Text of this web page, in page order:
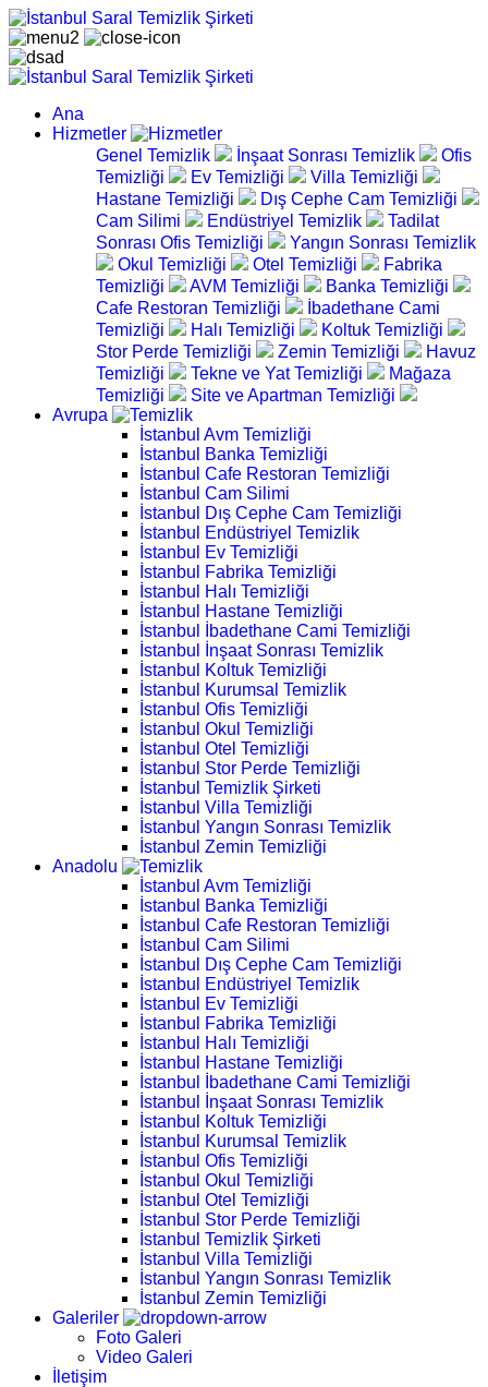
Ana
Hizmetler
Genel Temizlik
İnşaat Sonrası Temizlik
Ofis
Temizliği
Ev Temizliği
Villa Temizliği
Hastane Temizliği
Dış Cephe Cam Temizliği
Cam Silimi
Endüstriyel Temizlik
Tadilat
Sonrası Ofis Temizliği
Yangın Sonrası Temizlik
Okul Temizliği
Otel Temizliği
Fabrika
Temizliği
AVM Temizliği
Banka Temizliği
Cafe Restoran Temizliği
İbadethane Cami
Temizliği
Halı Temizliği
Koltuk Temizliği
Stor Perde Temizliği
Zemin Temizliği
Havuz
Temizliği
Tekne ve Yat Temizliği
Mağaza
Temizliği
Site ve Apartman Temizliği
Avrupa
İstanbul Avm Temizliği
İstanbul Banka Temizliği
İstanbul Cafe Restoran Temizliği
İstanbul Cam Silimi
İstanbul Dış Cephe Cam Temizliği
İstanbul Endüstriyel Temizlik
İstanbul Ev Temizliği
İstanbul Fabrika Temizliği
İstanbul Halı Temizliği
İstanbul Hastane Temizliği
İstanbul İbadethane Cami Temizliği
İstanbul İnşaat Sonrası Temizlik
İstanbul Koltuk Temizliği
İstanbul Kurumsal Temizlik
İstanbul Ofis Temizliği
İstanbul Okul Temizliği
İstanbul Otel Temizliği
İstanbul Stor Perde Temizliği
İstanbul Temizlik Şirketi
İstanbul Villa Temizliği
İstanbul Yangın Sonrası Temizlik
İstanbul Zemin Temizliği
Anadolu
İstanbul Avm Temizliği
İstanbul Banka Temizliği
İstanbul Cafe Restoran Temizliği
İstanbul Cam Silimi
İstanbul Dış Cephe Cam Temizliği
İstanbul Endüstriyel Temizlik
İstanbul Ev Temizliği
İstanbul Fabrika Temizliği
İstanbul Halı Temizliği
İstanbul Hastane Temizliği
İstanbul İbadethane Cami Temizliği
İstanbul İnşaat Sonrası Temizlik
İstanbul Koltuk Temizliği
İstanbul Kurumsal Temizlik
İstanbul Ofis Temizliği
İstanbul Okul Temizliği
İstanbul Otel Temizliği
İstanbul Stor Perde Temizliği
İstanbul Temizlik Şirketi
İstanbul Villa Temizliği
İstanbul Yangın Sonrası Temizlik
İstanbul Zemin Temizliği
Galeriler
Foto Galeri
Video Galeri
İletişim